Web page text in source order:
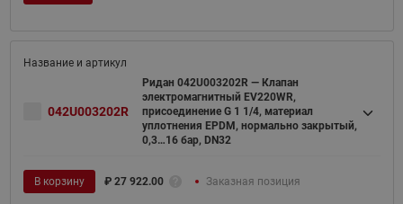
042U003202R
Ридан 042U003202R — Клапан
электромагнитный EV220WR,
присоединение G 1 1/4, материал
уплотнения EPDM, нормально закрытый,
0,3…16 бар, DN32
В корзину ₽ 27 922.00 Заказная позиция